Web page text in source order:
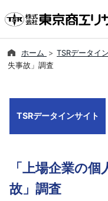
ホーム TSRデータイ
失事故」調査
TSRデータインサイト
「上場企業の
故」調査